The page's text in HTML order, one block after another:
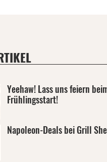
Yeehaw! Lass uns feiern
Frühlingsstart!
Napoleon-Deals bei Grill